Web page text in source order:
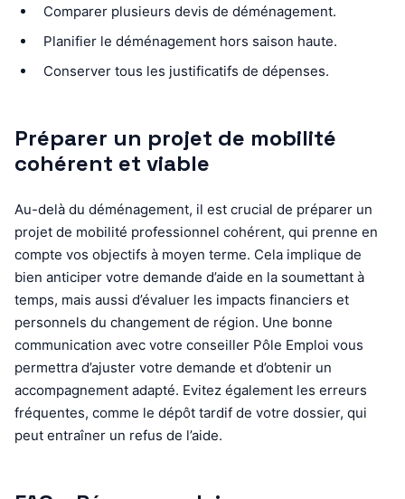
Comparer plusieurs devis de déménagement.
Planifier le déménagement hors saison haute.
Conserver tous les justificatifs de dépenses.
Préparer un projet de mobilité
cohérent et viable
Au-delà du déménagement, il est crucial de préparer un
projet de mobilité professionnel cohérent, qui prenne en
compte vos objectifs à moyen terme. Cela implique de
bien anticiper votre demande d’aide en la soumettant à
temps, mais aussi d’évaluer les impacts financiers et
personnels du changement de région. Une bonne
communication avec votre conseiller Pôle Emploi vous
permettra d’ajuster votre demande et d’obtenir un
accompagnement adapté. Evitez également les erreurs
fréquentes, comme le dépôt tardif de votre dossier, qui
peut entraîner un refus de l’aide.